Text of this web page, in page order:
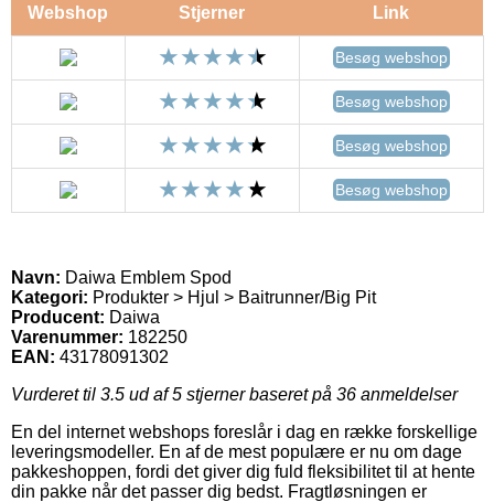
Webshop Stjerner Link
Besøg webshop
Besøg webshop
Besøg webshop
Besøg webshop
Navn: Daiwa Emblem Spod
Kategori: Produkter > Hjul > Baitrunner/Big Pit
Producent: Daiwa
Varenummer: 182250
EAN: 43178091302
Vurderet til 3.5 ud af 5 stjerner baseret på 36 anmeldelser
En del internet webshops foreslår i dag en række forskellige
leveringsmodeller. En af de mest populære er nu om dage
pakkeshoppen, fordi det giver dig fuld fleksibilitet til at hente
din pakke når det passer dig bedst. Fragtløsningen er